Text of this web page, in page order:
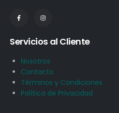
Servicios al Cliente
Nosotros
Contacto
Términos y Condiciones
Política de Privacidad